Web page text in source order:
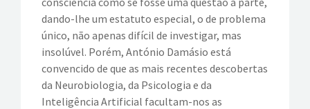
EVENTOS
VÍDEOS
CONTATOS
dando-lhe um estatuto especial, o de problema
único, não apenas difícil de investigar, mas
insolúvel. Porém, António Damásio está
convencido de que as mais recentes descobertas
da Neurobiologia, da Psicologia e da
Inteligência Artificial facultam-nos as